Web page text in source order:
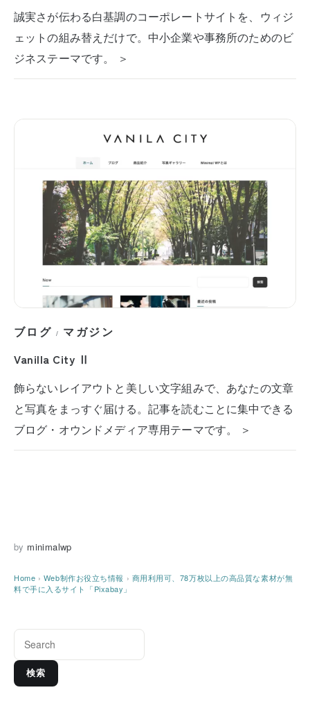
誠実さが伝わる白基調のコーポレートサイトを、ウィジ
ェットの組み替えだけで。中小企業や事務所のためのビ
ジネステーマです。 ＞
ブログ / マガジン
Vanilla City Ⅱ
飾らないレイアウトと美しい文字組みで、あなたの文章
と写真をまっすぐ届ける。記事を読むことに集中できる
ブログ・オウンドメディア専用テーマです。 ＞
by minimalwp
Home › Web制作お役立ち情報 › 商用利用可、78万枚以上の高品質な素材が無
料で手に入るサイト「Pixabay」
検索